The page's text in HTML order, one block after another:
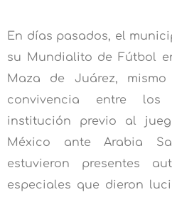
En días pasados, el
su Mundialito de Fútbol
Maza de Juárez,
convivencia entre
institución previo al
México ante Arabia
estuvieron presentes
especiales que dieron